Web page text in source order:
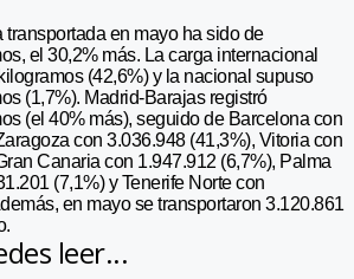
transportada en mayo ha sido de
el 30,2% más. La carga internacional
(42,6%) y la nacional supuso
(1,7%). Madrid-Barajas registró
(el 40% más), seguido de Barcelona con
con 3.036.948 (41,3%), Vitoria con
Canaria con 1.947.912 (6,7%), Palma
(7,1%) y Tenerife Norte con
en mayo se transportaron 3.120.861
leer...